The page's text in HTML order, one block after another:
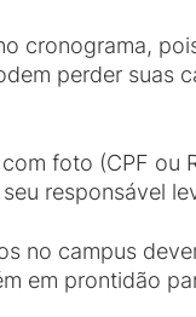
cronograma,
perder suas
foto (CPF ou
responsável
no campus
em prontidão